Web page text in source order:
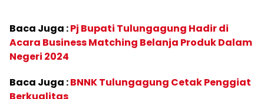
Baca Juga :Pj Bupati Tulungagung Hadir di
Acara Business Matching Belanja Produk Dalam
Negeri 2024
Baca Juga :BNNK Tulungagung Cetak Penggiat